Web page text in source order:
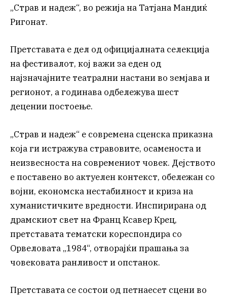
„Страв и надеж“, во режија на Татјана Мандиќ
Ригонат.
Претставата е дел од официјалната селекција
на фестивалот, кој важи за еден од
најзначајните театрални настани во земјава и
регионот, а годинава одбележува шест
децении постоење.
„Страв и надеж“ е современа сценска приказна
која ги истражува стравовите, осаменоста и
неизвесноста на современиот човек. Дејството
е поставено во актуелен контекст, обележан со
војни, економска нестабилност и криза на
хуманистичките вредности. Инспирирана од
драмскиот свет на Франц Ксавер Крец,
претставата тематски кореспондира со
Орвеловата „1984“, отворајќи прашања за
човековата ранливост и опстанок.
Претставата се состои од петнаесет сцени во